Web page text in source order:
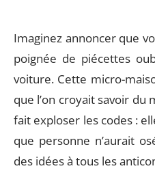
Imaginez annoncer que
poignée de piécettes
voiture. Cette micro-
que l’on croyait savoir du
fait exploser les codes :
que personne n’aurait
des idées à tous les